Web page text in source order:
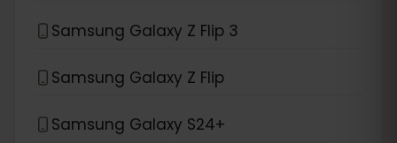
Samsung Galaxy Z Flip 3
Samsung Galaxy Z Flip
Samsung Galaxy S24+